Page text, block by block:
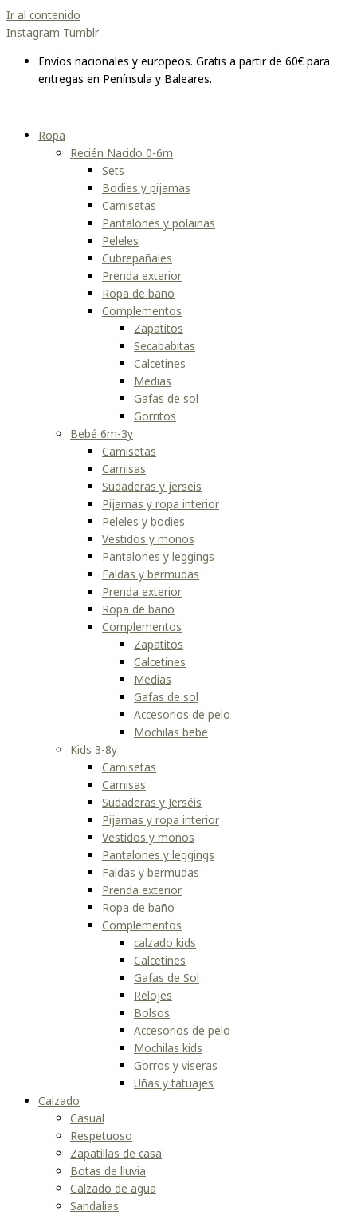
Ir al contenido
Instagram Tumblr
Envíos nacionales y europeos. Gratis a partir de 60€ para
entregas en Península y Baleares.
Ropa
Recién Nacido 0-6m
Sets
Bodies y pijamas
Camisetas
Pantalones y polainas
Peleles
Cubrepañales
Prenda exterior
Ropa de baño
Complementos
Zapatitos
Secababitas
Calcetines
Medias
Gafas de sol
Gorritos
Bebé 6m-3y
Camisetas
Camisas
Sudaderas y jerseis
Pijamas y ropa interior
Peleles y bodies
Vestidos y monos
Pantalones y leggings
Faldas y bermudas
Prenda exterior
Ropa de baño
Complementos
Zapatitos
Calcetines
Medias
Gafas de sol
Accesorios de pelo
Mochilas bebe
Kids 3-8y
Camisetas
Camisas
Sudaderas y Jerséis
Pijamas y ropa interior
Vestidos y monos
Pantalones y leggings
Faldas y bermudas
Prenda exterior
Ropa de baño
Complementos
calzado kids
Calcetines
Gafas de Sol
Relojes
Bolsos
Accesorios de pelo
Mochilas kids
Gorros y viseras
Uñas y tatuajes
Calzado
Casual
Respetuoso
Zapatillas de casa
Botas de lluvia
Calzado de agua
Sandalias